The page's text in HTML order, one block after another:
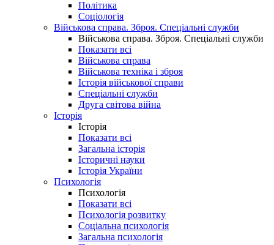
Політика
Соціологія
Військова справа. Зброя. Спеціальні служби
Військова справа. Зброя. Спеціальні служби
Показати всі
Військова справа
Військова техніка і зброя
Історія військової справи
Спеціальні служби
Друга світова війна
Історія
Історія
Показати всі
Загальна історія
Історичні науки
Історія України
Психологія
Психологія
Показати всі
Психологія розвитку
Соціальна психологія
Загальна психологія